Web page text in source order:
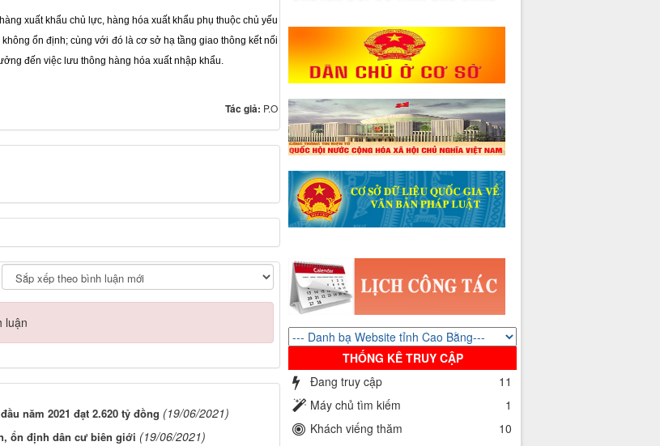
xuất khẩu chủ lực, hàng hóa xuất khẩu phụ thuộc chủ yếu
ổn định; cùng với đó là cơ sở hạ tầng giao thông kết nối
đến việc lưu thông hàng hóa xuất nhập khẩu.
Tác giả: P.O
luận
năm 2021 đạt 2.620 tỷ đồng (19/06/2021)
ổn định dân cư biên giới (19/06/2021)
THỐNG KÊ TRUY CẬP
Đang truy cập
11
Máy chủ tìm kiếm
1
Khách viếng thăm
10